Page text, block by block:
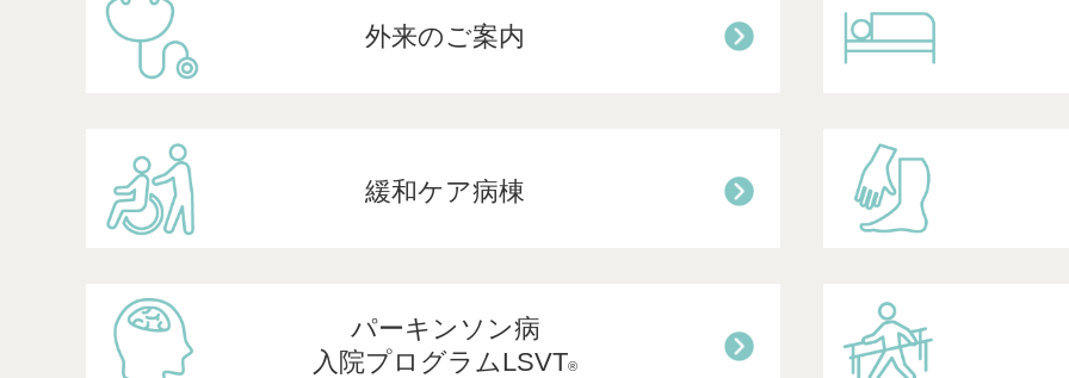
外来のご案内
緩和ケア病棟
パーキンソン病
入院プログラムLSVT®